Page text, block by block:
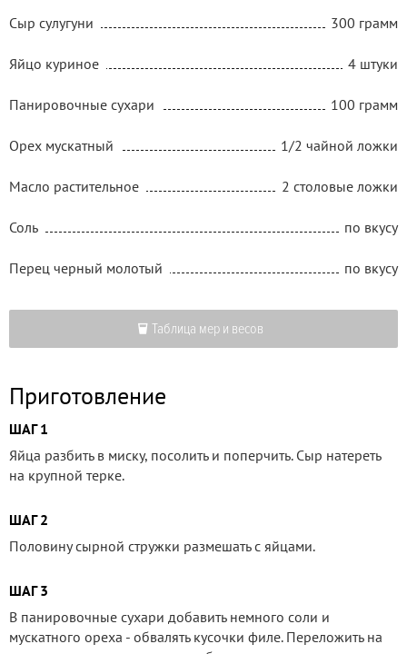
Сыр сулугуни 300 грамм
Яйцо куриное 4 штуки
Панировочные сухари 100 грамм
Орех мускатный 1/2 чайной ложки
Масло растительное 2 столовые ложки
Соль по вкусу
Перец черный молотый по вкусу
Таблица мер и весов
Приготовление
ШАГ 1
Яйца разбить в миску, посолить и поперчить. Сыр натереть
на крупной терке.
ШАГ 2
Половину сырной стружки размешать с яйцами.
ШАГ 3
В панировочные сухари добавить немного соли и
мускатного ореха - обвалять кусочки филе. Переложить на